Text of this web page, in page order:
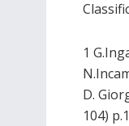
1
D.
104)